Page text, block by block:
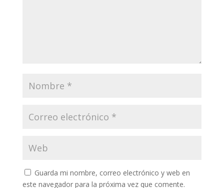
Guarda mi nombre, correo electrónico y web en
este navegador para la próxima vez que comente.